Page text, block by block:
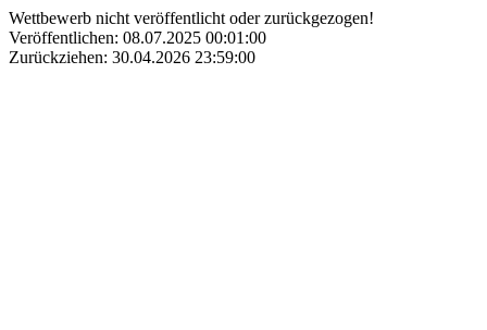
Wettbewerb nicht veröffentlicht oder zurückgezogen!
Veröffentlichen: 08.07.2025 00:01:00
Zurückziehen: 30.04.2026 23:59:00